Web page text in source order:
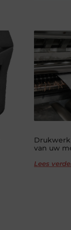
van uw
Lees